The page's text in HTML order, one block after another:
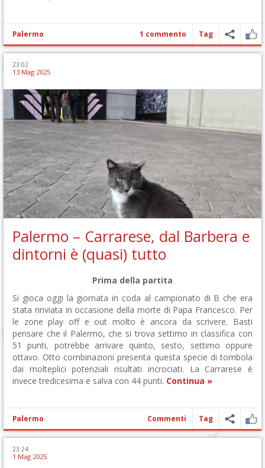
Palermo 1 commento Tag
23:02
13 Mag 2025
Palermo – Carrarese, dal Barbera e
dintorni è (quasi) tutto
Prima della partita
Si gioca oggi la giornata in coda al campionato di B che era
stata rinviata in occasione della morte di Papa Francesco. Per
le zone play off e out molto è ancora da scrivere. Basti
pensare che il Palermo, che si trova settimo in classifica con
51 punti, potrebbe arrivare quinto, sesto, settimo oppure
ottavo. Otto combinazioni presenta questa specie di tombola
dai molteplici potenziali risultati incrociati. La Carrarese è
invece tredicesima e salva con 44 punti. Continua »
Palermo Commenti Tag
23:24
1 Mag 2025